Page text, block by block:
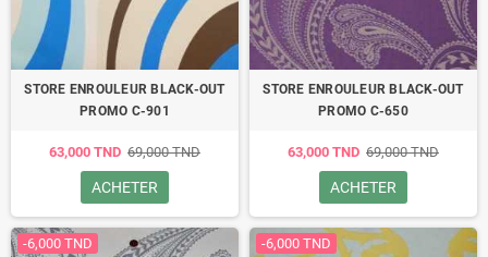
STORE ENROULEUR BLACK-OUT
PROMO C-901
63,000 TND 69,000 TND
ACHETER
STORE ENROULEUR BLACK-OUT
PROMO C-650
63,000 TND 69,000 TND
ACHETER
-6,000 TND -6,000 TND